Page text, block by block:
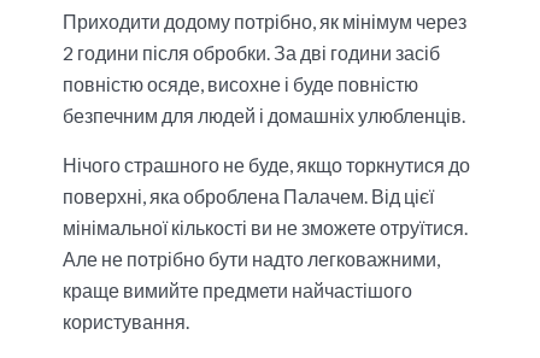
Приходити додому потрібно, як мінімум через
2 години після обробки. За дві години засіб
повністю осяде, висохне і буде повністю
безпечним для людей і домашніх улюбленців.
Нічого страшного не буде, якщо торкнутися до
поверхні, яка оброблена Палачем. Від цієї
мінімальної кількості ви не зможете отруїтися.
Але не потрібно бути надто легковажними,
краще вимийте предмети найчастішого
користування.